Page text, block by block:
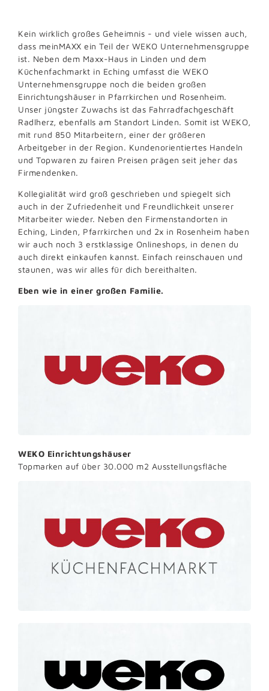
Kein wirklich großes Geheimnis - und viele wissen auch,
dass meinMAXX ein Teil der WEKO Unternehmensgruppe
ist. Neben dem Maxx-Haus in Linden und dem
Küchenfachmarkt in Eching umfasst die WEKO
Unternehmensgruppe noch die beiden großen
Einrichtungshäuser in Pfarrkirchen und Rosenheim.
Unser jüngster Zuwachs ist das Fahrradfachgeschäft
Radlherz, ebenfalls am Standort Linden. Somit ist WEKO,
mit rund 850 Mitarbeitern, einer der größeren
Arbeitgeber in der Region. Kundenorientiertes Handeln
und Topwaren zu fairen Preisen prägen seit jeher das
Firmendenken.
Kollegialität wird groß geschrieben und spiegelt sich
auch in der Zufriedenheit und Freundlichkeit unserer
Mitarbeiter wieder. Neben den Firmenstandorten in
Eching, Linden, Pfarrkirchen und 2x in Rosenheim haben
wir auch noch 3 erstklassige Onlineshops, in denen du
auch direkt einkaufen kannst. Einfach reinschauen und
staunen, was wir alles für dich bereithalten.
Eben wie in einer großen Familie.
WEKO Einrichtungshäuser
Topmarken auf über 30.000 m2 Ausstellungsfläche